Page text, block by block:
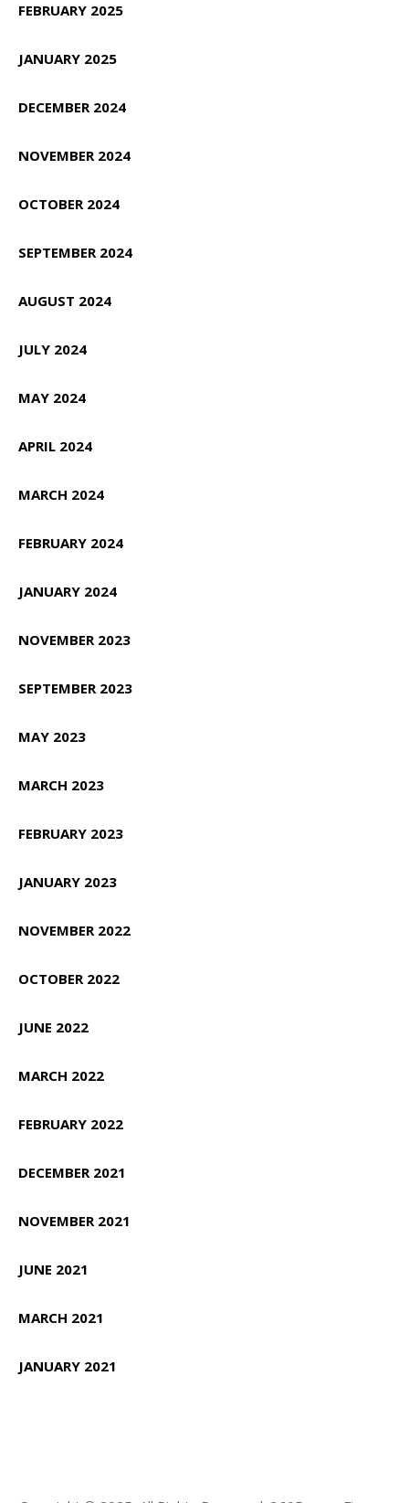
FEBRUARY 2025
JANUARY 2025
DECEMBER 2024
NOVEMBER 2024
OCTOBER 2024
SEPTEMBER 2024
AUGUST 2024
JULY 2024
MAY 2024
APRIL 2024
MARCH 2024
FEBRUARY 2024
JANUARY 2024
NOVEMBER 2023
SEPTEMBER 2023
MAY 2023
MARCH 2023
FEBRUARY 2023
JANUARY 2023
NOVEMBER 2022
OCTOBER 2022
JUNE 2022
MARCH 2022
FEBRUARY 2022
DECEMBER 2021
NOVEMBER 2021
JUNE 2021
MARCH 2021
JANUARY 2021